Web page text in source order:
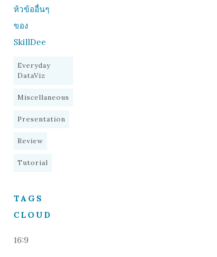
ห้วข้ออื่นๆ
ของ
SkillDee
Everyday
DataViz
Miscellaneous
Presentation
Review
Tutorial
TAGS
CLOUD
16:9